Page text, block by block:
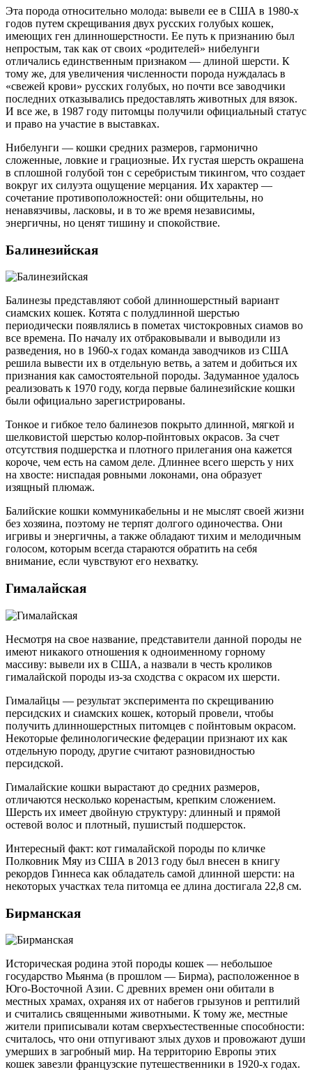
Эта порода относительно молода: вывели ее в США в 1980-х
годов путем скрещивания двух русских голубых кошек,
имеющих ген длинношерстности. Ее путь к признанию был
непростым, так как от своих «родителей» нибелунги
отличались единственным признаком — длиной шерсти. К
тому же, для увеличения численности порода нуждалась в
«свежей крови» русских голубых, но почти все заводчики
последних отказывались предоставлять животных для вязок.
И все же, в 1987 году питомцы получили официальный статус
и право на участие в выставках.
Нибелунги — кошки средних размеров, гармонично
сложенные, ловкие и грациозные. Их густая шерсть окрашена
в сплошной голубой тон с серебристым тикингом, что создает
вокруг их силуэта ощущение мерцания. Их характер —
сочетание противоположностей: они общительны, но
ненавязчивы, ласковы, и в то же время независимы,
энергичны, но ценят тишину и спокойствие.
Балинезийская
Балинезы представляют собой длинношерстный вариант
сиамских кошек. Котята с полудлинной шерстью
периодически появлялись в пометах чистокровных сиамов во
все времена. По началу их отбраковывали и выводили из
разведения, но в 1960-х годах команда заводчиков из США
решила вывести их в отдельную ветвь, а затем и добиться их
признания как самостоятельной породы. Задуманное удалось
реализовать к 1970 году, когда первые балинезийские кошки
были официально зарегистрированы.
Тонкое и гибкое тело балинезов покрыто длинной, мягкой и
шелковистой шерстью колор-пойнтовых окрасов. За счет
отсутствия подшерстка и плотного прилегания она кажется
короче, чем есть на самом деле. Длиннее всего шерсть у них
на хвосте: ниспадая ровными локонами, она образует
изящный плюмаж.
Балийские кошки коммуникабельны и не мыслят своей жизни
без хозяина, поэтому не терпят долгого одиночества. Они
игривы и энергичны, а также обладают тихим и мелодичным
голосом, которым всегда стараются обратить на себя
внимание, если чувствуют его нехватку.
Гималайская
Несмотря на свое название, представители данной породы не
имеют никакого отношения к одноименному горному
массиву: вывели их в США, а назвали в честь кроликов
гималайской породы из-за сходства с окрасом их шерсти.
Гималайцы — результат эксперимента по скрещиванию
персидских и сиамских кошек, который провели, чтобы
получить длинношерстных питомцев с пойнтовым окрасом.
Некоторые фелинологические федерации признают их как
отдельную породу, другие считают разновидностью
персидской.
Гималайские кошки вырастают до средних размеров,
отличаются несколько коренастым, крепким сложением.
Шерсть их имеет двойную структуру: длинный и прямой
остевой волос и плотный, пушистый подшерсток.
Интересный факт: кот гималайской породы по кличке
Полковник Мяу из США в 2013 году был внесен в книгу
рекордов Гиннеса как обладатель самой длинной шерсти: на
некоторых участках тела питомца ее длина достигала 22,8 см.
Бирманская
Историческая родина этой породы кошек — небольшое
государство Мьянма (в прошлом — Бирма), расположенное в
Юго-Восточной Азии. С древних времен они обитали в
местных храмах, охраняя их от набегов грызунов и рептилий
и считались священными животными. К тому же, местные
жители приписывали котам сверхъестественные способности:
считалось, что они отпугивают злых духов и провожают души
умерших в загробный мир. На территорию Европы этих
кошек завезли французские путешественники в 1920-х годах.